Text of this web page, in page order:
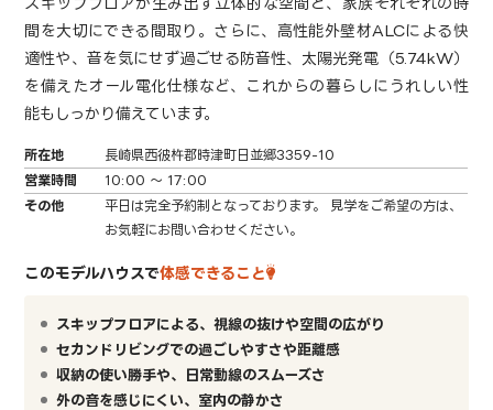
間を大切にできる間取り。さらに、高性能外壁材ALCによる快
適性や、音を気にせず過ごせる防音性、太陽光発電（5.74kW）
を備えたオール電化仕様など、これからの暮らしにうれしい性
能もしっかり備えています。
所在地
長崎県西彼杵郡時津町日並郷3359-10
営業時間
10:00 ～ 17:00
その他
平日は完全予約制となっております。 見学をご希望の方は、
お気軽にお問い合わせください。
このモデルハウスで体感できること
スキップフロアによる、視線の抜けや空間の広がり
セカンドリビングでの過ごしやすさや距離感
収納の使い勝手や、日常動線のスムーズさ
外の音を感じにくい、室内の静かさ